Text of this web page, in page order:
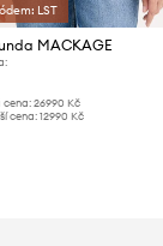
LST
MACKAGE
cena: 26990 Kč
cena: 12990 Kč